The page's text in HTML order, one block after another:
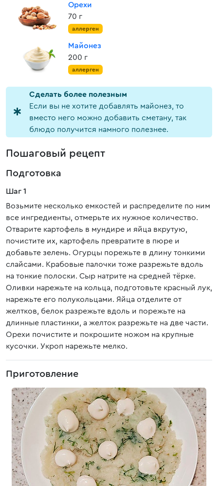
Орехи
70 г
аллерген
Майонез
200 г
аллерген
Cделать более полезным
Если вы не хотите добавлять майонез, то
вместо него можно добавить сметану, так
блюдо получится намного полезнее.
Пошаговый рецепт
Подготовка
Шаг 1
Возьмите несколько емкостей и распределите по ним
все ингредиенты, отмерьте их нужное количество.
Отварите картофель в мундире и яйца вкрутую,
почистите их, картофель превратите в пюре и
добавьте зелень. Огурцы порежьте в длину тонкими
слайсами. Крабовые палочки тоже разрежьте вдоль
на тонкие полоски. Сыр натрите на средней тёрке.
Оливки нарежьте на кольца, подготовьте красный лук,
нарежьте его полукольцами. Яйца отделите от
желтков, белок разрежьте вдоль и порежьте на
длинные пластинки, а желток разрежьте на две части.
Орехи почистите и покрошите ножом на крупные
кусочки. Укроп нарежьте мелко.
Приготовление